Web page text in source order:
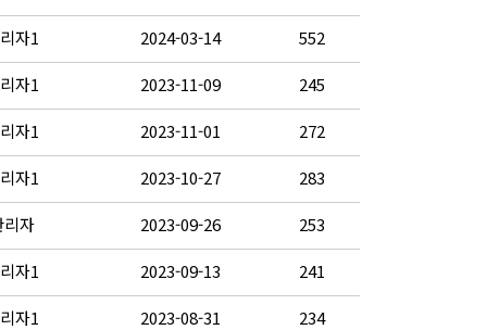
자1 2024-03-14 552
자1 2023-11-09 245
자1 2023-11-01 272
자1 2023-10-27 283
자 2023-09-26 253
자1 2023-09-13 241
자1 2023-08-31 234